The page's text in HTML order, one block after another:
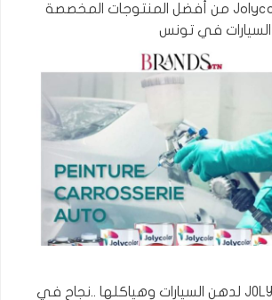
منتوجات Jolycolor من أفضل المنتوجات المخصصة
في تونس
علامة JOLYCOLOR لدهن السيارات وهياكلها ..نجاح في